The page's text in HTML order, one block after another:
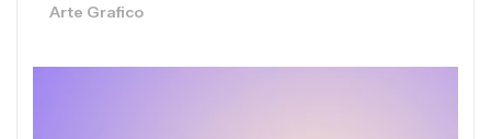
Arte Grafico